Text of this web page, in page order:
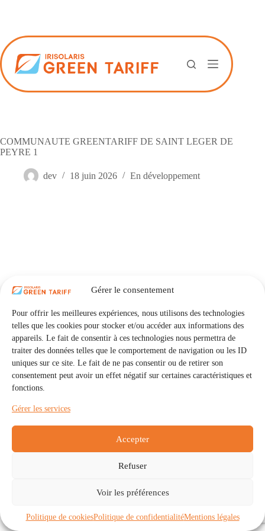
Gérer le consentement
Pour offrir les meilleures expériences, nous utilisons des technologies
telles que les cookies pour stocker et/ou accéder aux informations des
appareils. Le fait de consentir à ces technologies nous permettra de
traiter des données telles que le comportement de navigation ou les ID
uniques sur ce site. Le fait de ne pas consentir ou de retirer son
consentement peut avoir un effet négatif sur certaines caractéristiques et
fonctions.
Gérer les services
Accepter
Refuser
Voir les préférences
Politique de cookiesPolitique de confidentialitéMentions légales
COMMUNAUTE GREENTARIFF DE SAINT LEGER DE
PEYRE 1
dev 18 juin 2026 En développement
Communautés
À propos
Politique de cookies (UE)